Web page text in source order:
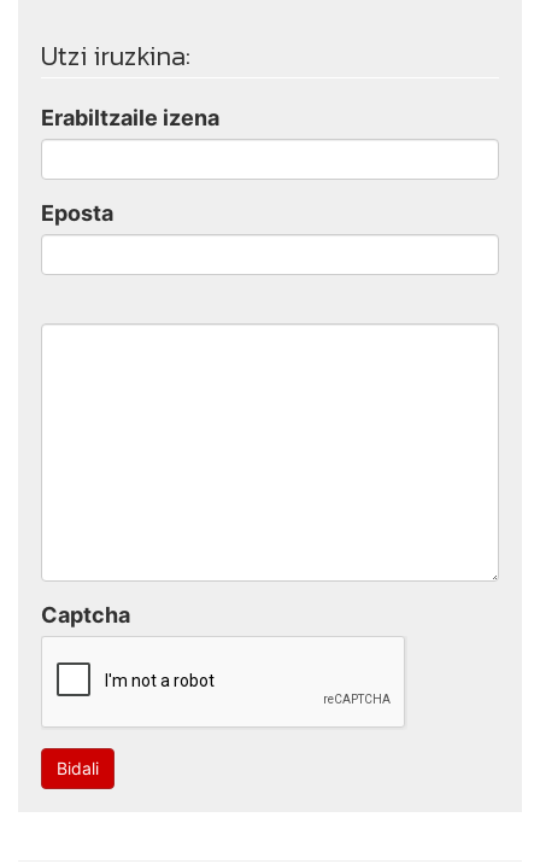
Utzi iruzkina:
Erabiltzaile izena
Eposta
Captcha
Bidali